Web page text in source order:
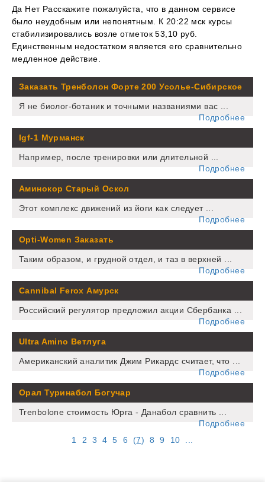
Да Нет Расскажите пожалуйста, что в данном сервисе
было неудобным или непонятным. К 20:22 мск курсы
стабилизировались возле отметок 53,10 руб.
Единственным недостатком является его сравнительно
медленное действие.
Заказать Тренболон Форте 200 Усолье-Сибирское
Я не биолог-ботаник и точными названиями вас ...
Подробнее
Igf-1 Мурманск
Например, после тренировки или длительной ...
Подробнее
Аминокор Старый Оскол
Этот комплекс движений из йоги как следует ...
Подробнее
Opti-Women Заказать
Таким образом, и грудной отдел, и таз в верхней ...
Подробнее
Cannibal Ferox Амурск
Российский регулятор предложил акции Сбербанка ...
Подробнее
Ultra Amino Ветлуга
Американский аналитик Джим Рикардс считает, что ...
Подробнее
Орал Туринабол Богучар
Trenbolone стоимость Юрга - Данабол сравнить ...
Подробнее
1
2 3 4 5 6 (7) 8 9 10